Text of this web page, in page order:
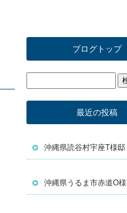
ブログトップ
最近の投稿